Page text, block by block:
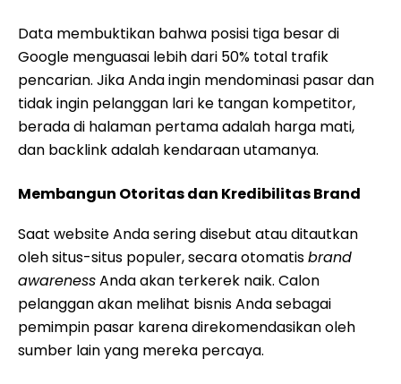
Data membuktikan bahwa posisi tiga besar di
Google menguasai lebih dari 50% total trafik
pencarian. Jika Anda ingin mendominasi pasar dan
tidak ingin pelanggan lari ke tangan kompetitor,
berada di halaman pertama adalah harga mati,
dan backlink adalah kendaraan utamanya.
Membangun Otoritas dan Kredibilitas Brand
Saat website Anda sering disebut atau ditautkan
oleh situs-situs populer, secara otomatisbrand
awarenessAnda akan terkerek naik. Calon
pelanggan akan melihat bisnis Anda sebagai
pemimpin pasar karena direkomendasikan oleh
sumber lain yang mereka percaya.